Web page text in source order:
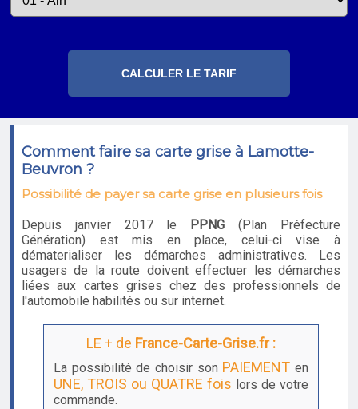
Comment faire sa carte grise à Lamotte-
Beuvron ?
Possibilité de payer sa carte grise en plusieurs fois
Depuis janvier 2017 le PPNG (Plan Préfecture
Génération) est mis en place, celui-ci vise à
dématerialiser les démarches administratives. Les
usagers de la route doivent effectuer les démarches
liées aux cartes grises chez des professionnels de
l'automobile habilités ou sur internet.
LE + de France-Carte-Grise.fr :
La possibilité de choisir son PAIEMENT en
UNE, TROIS ou QUATRE fois lors de votre
commande.